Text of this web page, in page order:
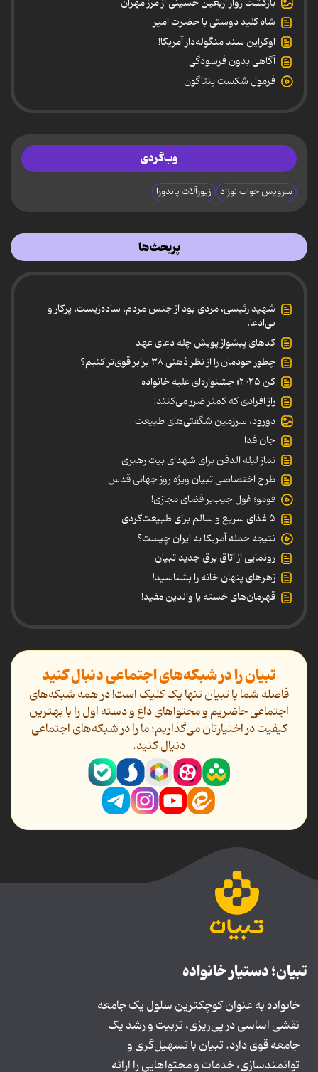
شاه کلید دوستی با حضرت امیر
اوکراین سند منگوله‌دار آمریکا!
آگاهی بدون فرسودگی
فرمول شکست پنتاگون
وب‌گردی
سرویس خواب نوزاد زیورآلات پاندورا
پربحث‌ها
شهید رئیسی، مردی بود از جنس مردم، ساده‌زیست، پرکار و
بی‌ادعا.
کدهای پیشواز پویش چله دعای عهد
چطور خودمان را از نظر ذهنی ۳۸ برابر قوی‌تر کنیم؟
کن ۲۰۲۵؛ جشنواره‌ای علیه خانواده
راز افرادی که کمتر ضرر می‌کنند!
دورود، سرزمین شگفتی‌های طبیعت
جان فدا
نماز لیله الدفن برای شهدای بیت رهبری
طرح اختصاصی تبیان ویژه روز جهانی قدس
فومو؛ غول جیب‌بر فضای مجازی!
۵ غذای سریع و سالم برای طبیعت‌گردی
نتیجه حمله آمریکا به ایران چیست؟
رونمایی از اتاق برق جدید تبیان
زهرهای پنهان خانه را بشناسید!
قهرمان‌های خسته یا والدین مفید!
تبیان را در شبکه‌های اجتماعی دنبال کنید
فاصله شما با تبیان تنها یک کلیک است! در همه شبکه‌های
اجتماعی حاضریم و محتواهای داغ و دسته اول را با بهترین
کیفیت در اختیارتان می‌گذاریم؛ ما را در شبکه‌های اجتماعی
دنیال کنید.
تبیان؛ دستیار خانواده
خانواده به عنوان کوچکترین سلول یک جامعه
نقشی اساسی در پی‌ریزی، تربیت و رشد یک
جامعه قوی دارد. تبیان با تسهیل‌گری و
توانمندسازی، خدمات و محتواهایی را ارائه